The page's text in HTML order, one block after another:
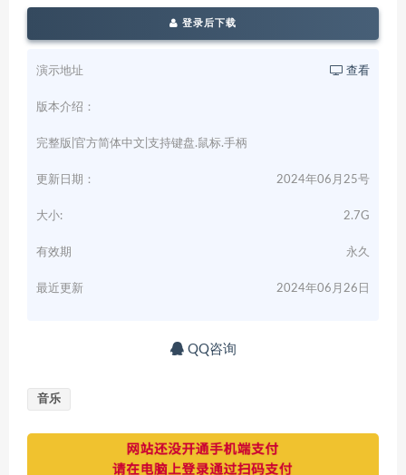
登录后下载
演示地址 查看
版本介绍：
完整版|官方简体中文|支持键盘.鼠标.手柄
更新日期： 2024年06月25号
大小: 2.7G
有效期 永久
最近更新 2024年06月26日
QQ咨询
音乐